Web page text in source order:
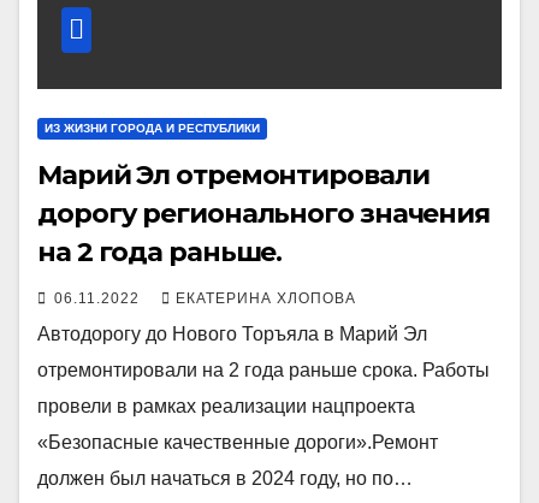
ИЗ ЖИЗНИ ГОРОДА И РЕСПУБЛИКИ
Марий Эл отремонтировали
дорогу регионального значения
на 2 года раньше.
06.11.2022 ЕКАТЕРИНА ХЛОПОВА
Автодорогу до Нового Торъяла в Марий Эл
отремонтировали на 2 года раньше срока. Работы
провели в рамках реализации нацпроекта
«Безопасные качественные дороги».Ремонт
должен был начаться в 2024 году, но по…